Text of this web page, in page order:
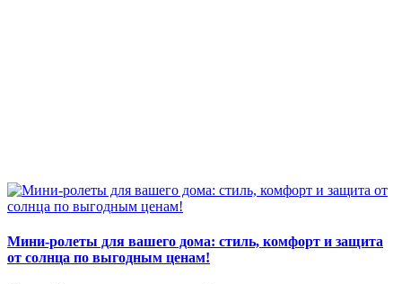
Мини-ролеты для вашего дома: стиль, комфорт и защита
от солнца по выгодным ценам!